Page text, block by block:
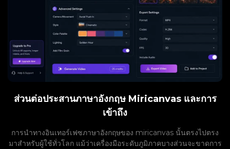
ส่วนต่อประสานภาษาอังกฤษ Miricanvas และการ
เข้าถึง
การนำทางอินเทอร์เฟซภาษาอังกฤษของ miricanvas นั้นตรงไปตรง
มาสำหรับผู้ใช้ทั่วโลก แม้ว่าเครื่องมือระดับภูมิภาคบางส่วนจะขาดการ